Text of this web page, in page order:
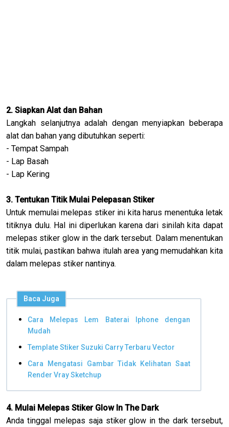
2. Siapkan Alat dan Bahan
Langkah selanjutnya adalah dengan menyiapkan beberapa
alat dan bahan yang dibutuhkan seperti:
- Tempat Sampah
- Lap Basah
- Lap Kering
3. Tentukan Titik Mulai Pelepasan Stiker
Untuk memulai melepas stiker ini kita harus menentuka letak
titiknya dulu. Hal ini diperlukan karena dari sinilah kita dapat
melepas stiker glow in the dark tersebut. Dalam menentukan
titik mulai, pastikan bahwa itulah area yang memudahkan kita
dalam melepas stiker nantinya.
Baca Juga
Cara Melepas Lem Baterai Iphone dengan
Mudah
Template Stiker Suzuki Carry Terbaru Vector
Cara Mengatasi Gambar Tidak Kelihatan Saat
Render Vray Sketchup
4. Mulai Melepas Stiker Glow In The Dark
Anda tinggal melepas saja stiker glow in the dark tersebut,